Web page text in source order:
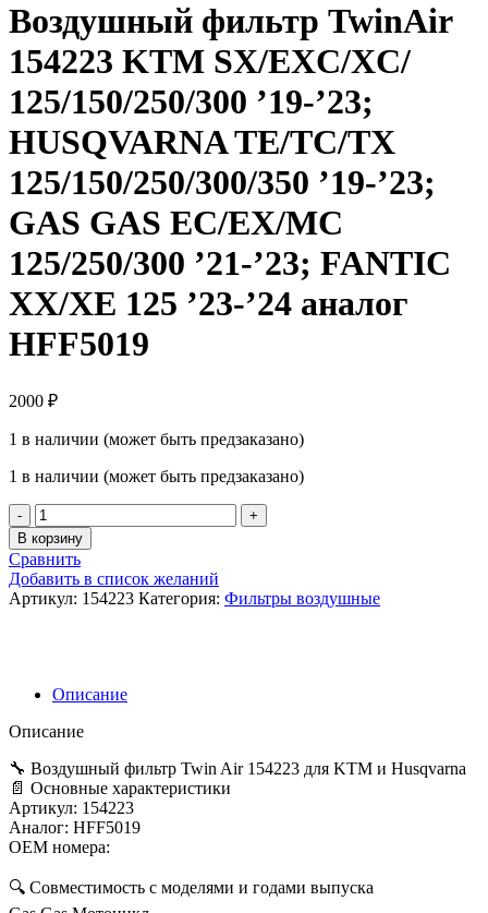
Воздушный фильтр TwinAir
154223 KTM SX/EXC/XC/
125/150/250/300 ’19-’23;
HUSQVARNA TE/TC/TX
125/150/250/300/350 ’19-’23;
GAS GAS EC/EX/MC
125/250/300 ’21-’23; FANTIC
XX/XE 125 ’23-’24 аналог
HFF5019
2000 ₽
1 в наличии (может быть предзаказано)
1 в наличии (может быть предзаказано)
Количество
товара
Воздушный
фильтр
TwinAir
154223
'19-
'23;
HUSQVARNA
125/150/250/300/350
'19-
'23;
GAS
GAS
125/250/300
'21-
В корзину
Сравнить
Добавить в список желаний
Артикул: 154223 Категория: Фильтры воздушные
Описание
Описание
🔧 Воздушный фильтр Twin Air 154223 для KTM и Husqvarna
📄 Основные характеристики
Артикул: 154223
Аналог: HFF5019
OEM номера:
🔍 Совместимость с моделями и годами выпуска